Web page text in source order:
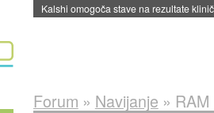
Sandisk že prodal več kot polovico
Forum » Navijanje »